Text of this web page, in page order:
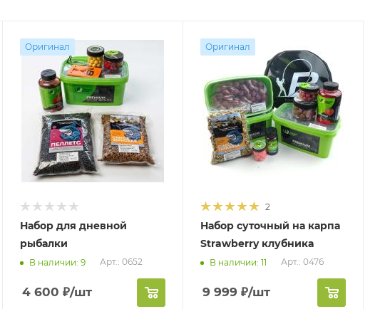
Оригинал
Набор для дневной
рыбалки
В наличии: 9 Арт.: 0652
4 600 ₽/шт
Оригинал
2
Набор суточный на карпа
Strawberry клубника
В наличии: 11 Арт.: 0476
9 999 ₽/шт